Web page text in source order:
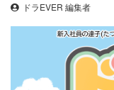
ドラEVER 編集者